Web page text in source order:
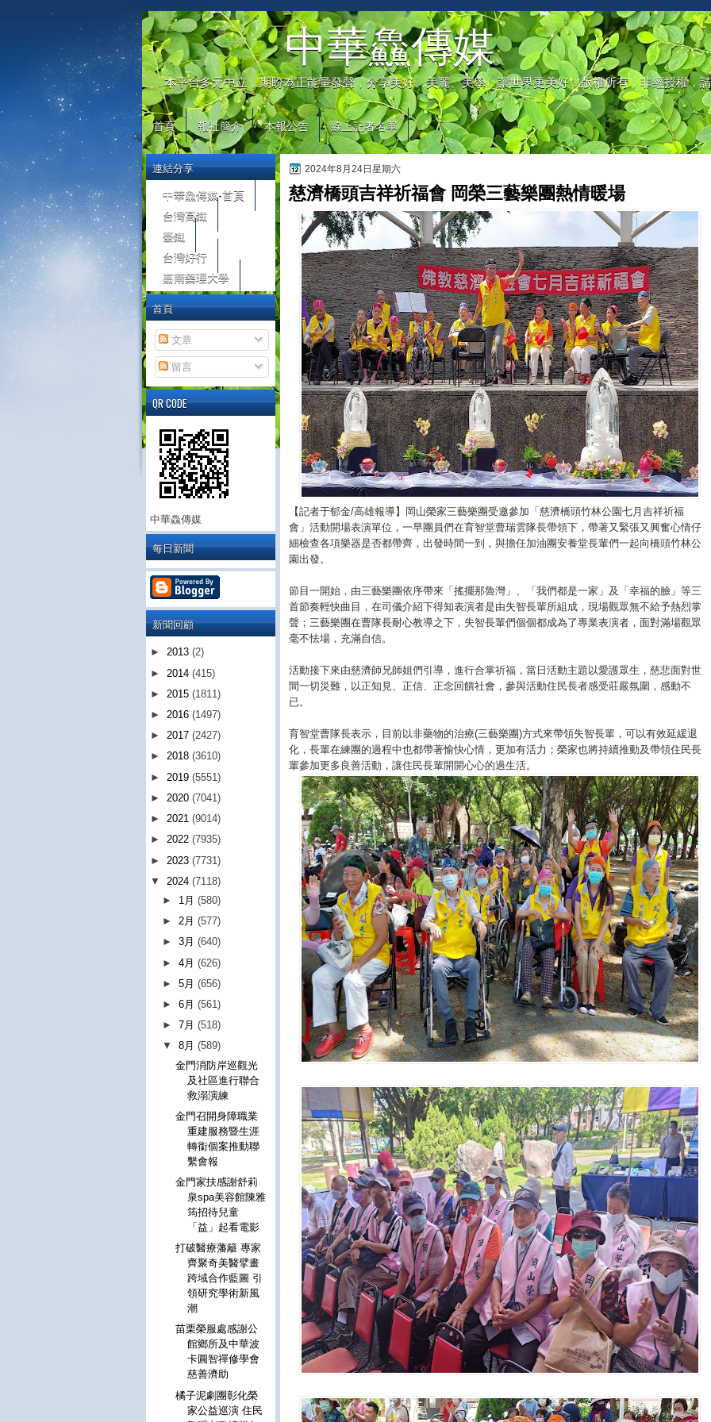
中華鱻傳媒
本平台多元中立，期盼為正能量發聲，分享美好、美麗、美學，讓世界更美好！版權所有，非經授權，
首頁 報社簡介 本報公告 線上記者名單
2024年8月24日星期六
慈濟橋頭吉祥祈福會 岡榮三藝樂團熱情暖場
【記者于郁金/高雄報導】岡山榮家三藝樂團受邀參加「慈濟橋頭竹林公園七月吉祥祈福
會」活動開場表演單位，一早團員們在育智堂曹瑞雲隊長帶領下，帶著又緊張又興奮心情仔
細檢查各項樂器是否都帶齊，出發時間一到，與擔任加油團安養堂長輩們一起向橋頭竹林公
園出發。
節目一開始，由三藝樂團依序帶來「搖擺那魯灣」、「我們都是一家」及「幸福的臉」等三
首節奏輕快曲目，在司儀介紹下得知表演者是由失智長輩所組成，現場觀眾無不給予熱烈掌
聲；三藝樂團在曹隊長耐心教導之下，失智長輩們個個都成為了專業表演者，面對滿場觀眾
毫不怯場，充滿自信。
活動接下來由慈濟師兄師姐們引導，進行合掌祈福，當日活動主題以愛護眾生，慈悲面對世
間一切災難，以正知見、正信、正念回饋社會，參與活動住民長者感受莊嚴氛圍，感動不
已。
育智堂曹隊長表示，目前以非藥物的治療(三藝樂團)方式來帶領失智長輩，可以有效延緩退
化，長輩在練團的過程中也都帶著愉快心情，更加有活力；榮家也將持續推動及帶領住民長
輩參加更多良善活動，讓住民長輩開開心心的過生活。
連結分享
中華鱻傳媒-首頁
台灣高鐵
臺鐵
台灣好行
嘉南藥理大學
首頁
文章
留言
QR CODE
中華鱻傳媒
每日新聞
新聞回顧
► 2013 (2)
► 2014 (415)
► 2015 (1811)
► 2016 (1497)
► 2017 (2427)
► 2018 (3610)
► 2019 (5551)
► 2020 (7041)
► 2021 (9014)
► 2022 (7935)
► 2023 (7731)
▼ 2024 (7118)
► 1月(580)
►2月(577)
►3月(640)
►4月(626)
►5月(656)
►6月(561)
►7月(518)
▼8月(589)
金門消防岸巡觀光
及社區進行聯合
救溺演練
金門召開身障職業
重建服務暨生涯
轉銜個案推動聯
繫會報
金門家扶感謝舒莉
泉spa美容館陳雅
筠招待兒童
「益」起看電影
打破醫療藩籬 專家
齊聚奇美醫擘畫
跨域合作藍圖 引
領研究學術新風
潮
苗栗榮服處感謝公
館鄉所及中華波
卡圓智禪修學會
慈善濟助
橘子泥劇團彰化榮
家公益巡演 住民